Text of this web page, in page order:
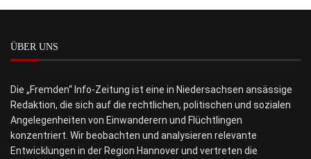
ÜBER UNS
Die „Fremden“ Info-Zeitung ist eine in Niedersachsen ansässige
Redaktion, die sich auf die rechtlichen, politischen und sozialen
Angelegenheiten von Einwanderern und Flüchtlingen
konzentriert. Wir beobachten und analysieren relevante
Entwicklungen in der Region Hannover und vertreten die